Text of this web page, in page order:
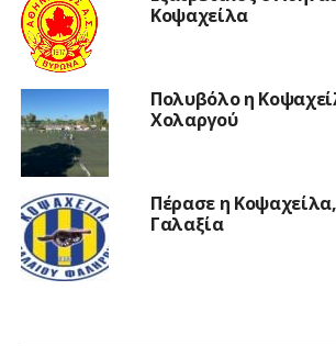
Κοψαχείλα
Πολυβόλο η
Χολαργού
Πέρασε η
Γαλαξία